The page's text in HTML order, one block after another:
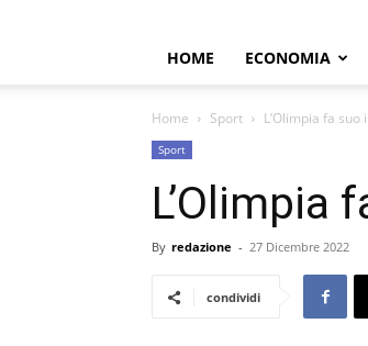
HOME ECONOMIA
Home Sport L’Olimpia fa
Sport
L’Olimpia
By redazione - 27 Dicembre 2022
condividi